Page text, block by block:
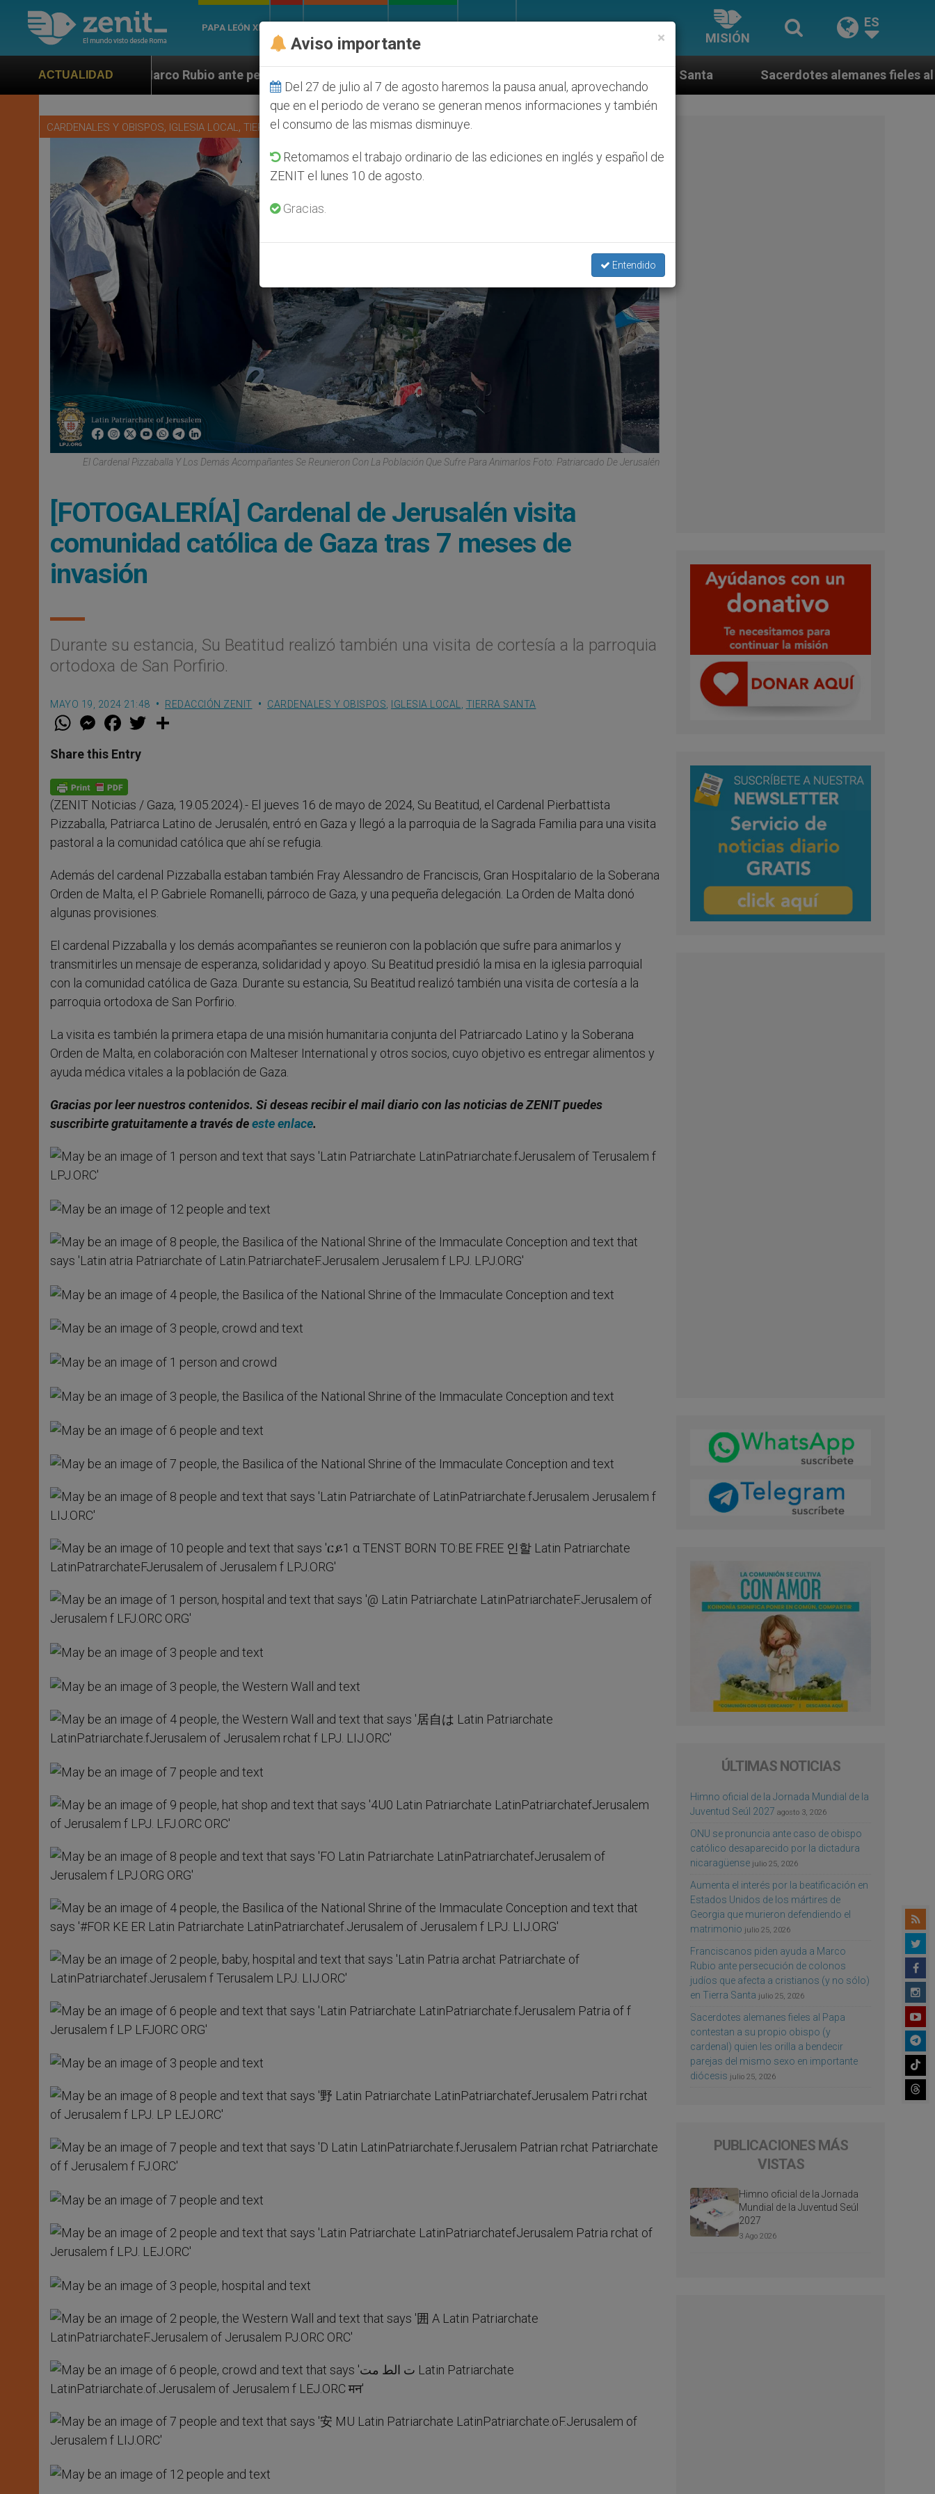
PAPA LEÓN XIV
MISIÓN
ES
ACTUALIDAD
Rubio ante persecución de colonos judíos que afecta a cristianos (y no sólo) en Tierra Santa Sacerdotes alemanes fieles al Papa contestan a su
CARDENALES Y OBISPOS, IGLESIA LOCAL, TIERRA SANTA
El Cardenal Pizzaballa Y Los Demás Acompañantes Se Reunieron Con La Población Que Sufre Para Animarlos Foto: Patriarcado De Jerusalén
[FOTOGALERÍA] Cardenal de Jerusalén visita
comunidad católica de Gaza tras 7 meses de
invasión
Durante su estancia, Su Beatitud realizó también una visita de cortesía a la parroquia
ortodoxa de San Porfirio.
MAYO 19, 2024 21:48 REDACCIÓN ZENIT CARDENALES Y OBISPOS IGLESIA LOCAL TIERRA SANTA
W
t
s
p
p
M
e
s
e
g
e
r
F
a
e
b
o
k
w
Share this Entry
(ZENIT Noticias / Gaza, 19.05.2024).- El jueves 16 de mayo de 2024, Su Beatitud, el Cardenal Pierbattista
Pizzaballa, Patriarca Latino de Jerusalén, entró en Gaza y llegó a la parroquia de la Sagrada Familia para una visita
pastoral a la comunidad católica que ahí se refugia.
Además del cardenal Pizzaballa estaban también Fray Alessandro de Franciscis, Gran Hospitalario de la Soberana
Orden de Malta, el P. Gabriele Romanelli, párroco de Gaza, y una pequeña delegación. La Orden de Malta donó
algunas provisiones.
El cardenal Pizzaballa y los demás acompañantes se reunieron con la población que sufre para animarlos y
transmitirles un mensaje de esperanza, solidaridad y apoyo. Su Beatitud presidió la misa en la iglesia parroquial
con la comunidad católica de Gaza. Durante su estancia, Su Beatitud realizó también una visita de cortesía a la
parroquia ortodoxa de San Porfirio.
La visita es también la primera etapa de una misión humanitaria conjunta del Patriarcado Latino y la Soberana
Orden de Malta, en colaboración con Malteser International y otros socios, cuyo objetivo es entregar alimentos y
ayuda médica vitales a la población de Gaza.
Gracias por leer nuestros contenidos. Si deseas recibir el mail diario con las noticias de ZENIT puedes
suscribirte gratuitamente a través deeste enlace.
ÚLTIMAS NOTICIAS
Himno oficial de la Jornada Mundial de la
Juventud Seúl 2027 agosto 3, 2026
ONU se pronuncia ante caso de obispo
católico desaparecido por la dictadura
nicaragüense julio 25, 2026
Aumenta el interés por la beatificación en
Estados Unidos de los mártires de
Georgia que murieron defendiendo el
matrimonio julio 25, 2026
Franciscanos piden ayuda a Marco
Rubio ante persecución de colonos
judíos que afecta a cristianos (y no sólo)
en Tierra Santa julio 25, 2026
Sacerdotes alemanes fieles al Papa
contestan a su propio obispo (y
cardenal) quien les orilla a bendecir
parejas del mismo sexo en importante
diócesis julio 25, 2026
PUBLICACIONES MÁS
VISTAS
Himno oficial de la Jornada
Mundial de la Juventud Seúl
2027
3 Ago 2026
×
Aviso importante
Del 27 de julio al 7 de agosto haremos la pausa anual, aprovechando
que en el periodo de verano se generan menos informaciones y también
el consumo de las mismas disminuye.
Retomamos el trabajo ordinario de las ediciones en inglés y español de
ZENIT el lunes 10 de agosto.
Gracias.
Entendido